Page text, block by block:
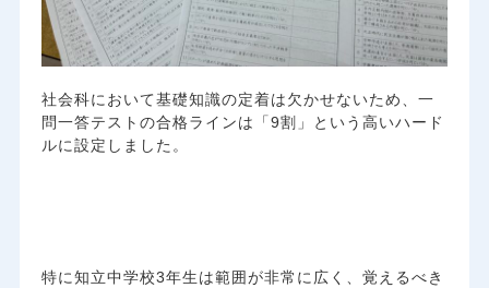
社会科において基礎知識の定着は欠かせないため、一
問一答テストの合格ラインは「9割」という高いハード
ルに設定しました。
特に知立中学校3年生は範囲が非常に広く、覚えるべき